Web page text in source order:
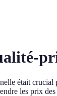
était
les prix